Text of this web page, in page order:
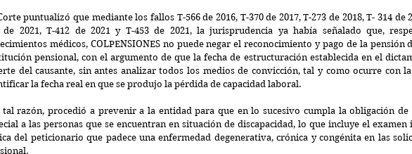
puntualizó que mediante los fallos T-566 de 2016, T-370 de 2017, T-273 de 2018, T- 314 de
de 2021, T-412 de 2021 y T-453 de 2021, la jurisprudencia ya había señalado que,
médicos, COLPENSIONES no puede negar el reconocimiento y pago de la pensión
pensional, con el argumento de que la fecha de estructuración establecida en el
la fecha real en que se produjo la pérdida de capacidad laboral.
tal razón, procedió a prevenir a la entidad para que en lo sucesivo cumpla la obligación de
a las personas que se encuentran en situación de discapacidad, lo que incluye el
del peticionario que padece una enfermedad degenerativa, crónica y congénita en las